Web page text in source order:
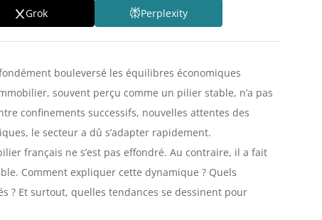
Grok Perplexity
bouleversé les équilibres économiques
souvent perçu comme un pilier stable, n’a pas
confinements successifs, nouvelles attentes des
le secteur a dû s’adapter rapidement.
français ne s’est pas effondré. Au contraire, il a fait
Comment expliquer cette dynamique ? Quels
? Et surtout, quelles tendances se dessinent pour